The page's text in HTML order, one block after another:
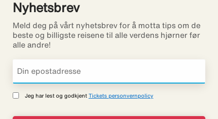
Nyhetsbrev
Meld deg på vårt nyhetsbrev for å motta tips om de
beste og billigste reisene til alle verdens hjørner før
alle andre!
Jeg har lest og godkjent Tickets personvernpolicy